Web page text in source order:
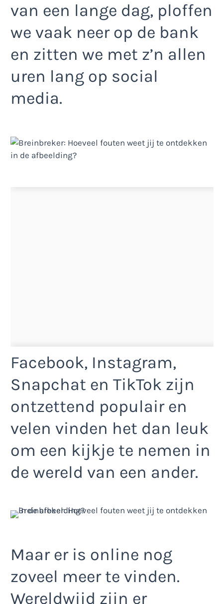
van een lange dag, ploffen
we vaak neer op de bank
en zitten we met z’n allen
uren lang op social
media.
Facebook, Instagram,
Snapchat en TikTok zijn
ontzettend populair en
velen vinden het dan leuk
om een kijkje te nemen in
de wereld van een ander.
Maar er is online nog
zoveel meer te vinden.
Wereldwijd zijn er